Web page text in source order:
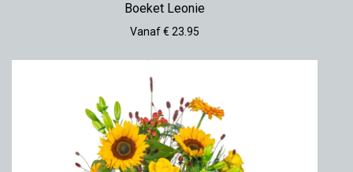
Boeket Leonie
Vanaf € 23.95